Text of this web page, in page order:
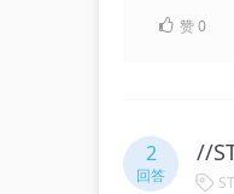
置后单一
到
赞0
2
回答
//